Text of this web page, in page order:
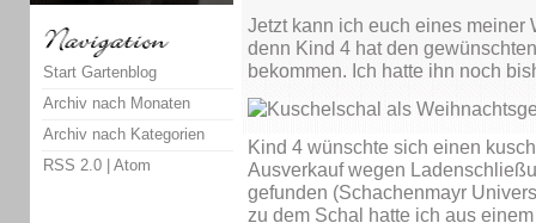
Jetzt kann ich euch eines
denn Kind 4 hat den
bekommen. Ich hatte ihn noch
Kind 4 wünschte sich einen
Ausverkauf wegen
gefunden (Schachenmayr
zu dem Schal hatte ich aus
Start Gartenblog
Archiv nach Monaten
Archiv nach Kategorien
RSS 2.0 | Atom